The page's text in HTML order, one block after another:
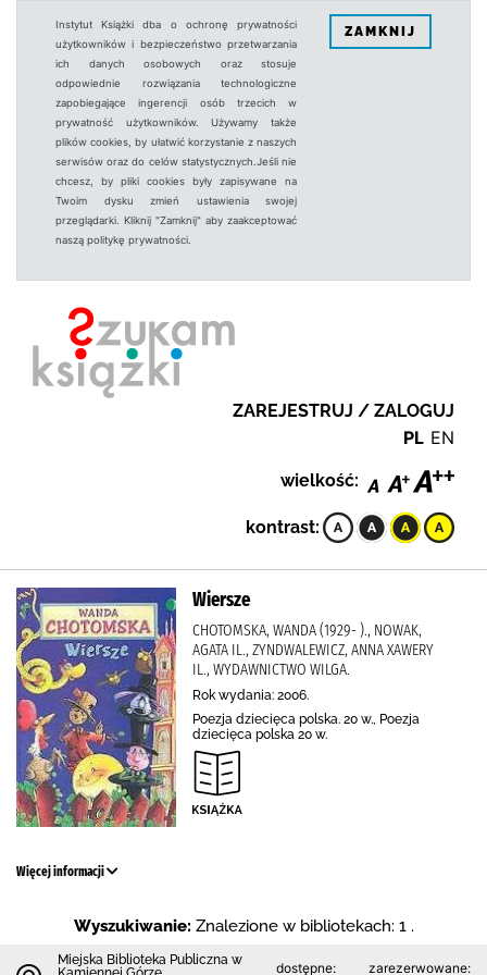
Instytut Książki dba o ochronę prywatności
użytkowników i bezpieczeństwo przetwarzania
ich danych osobowych oraz stosuje
odpowiednie rozwiązania technologiczne
zapobiegające ingerencji osób trzecich w
prywatność użytkowników. Używamy także
plików cookies, by ułatwić korzystanie z naszych
serwisów oraz do celów statystycznych.Jeśli nie
chcesz, by pliki cookies były zapisywane na
Twoim dysku zmień ustawienia swojej
przeglądarki. Kliknij "Zamknij" aby zaakceptować
naszą politykę prywatności.
ZAMKNIJ
ZAREJESTRUJ / ZALOGUJ
PL EN
wielkość:
kontrast:
Wiersze
CHOTOMSKA, WANDA (1929- )., NOWAK,
AGATA IL., ZYNDWALEWICZ, ANNA XAWERY
IL., WYDAWNICTWO WILGA.
Rok wydania: 2006.
Poezja dziecięca polska. 20 w., Poezja
dziecięca polska 20 w.
Więcej informacji
Wyszukiwanie: Znalezione w bibliotekach: 1 .
Miejska Biblioteka Publiczna w
dostępne: zarezerwowane: